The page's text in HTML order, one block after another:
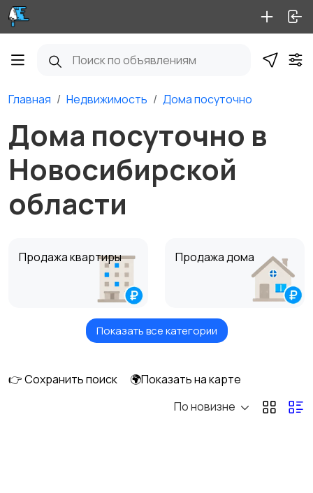
Главная Недвижимость Дома посуточно
Дома посуточно в
Новосибирской
области
Продажа квартиры Продажа дома
Продажа комнаты Продажа участка
Аренда комнаты
Показать все категории
👉 Сохранить поиск
🌍Показать на карте
По новизне